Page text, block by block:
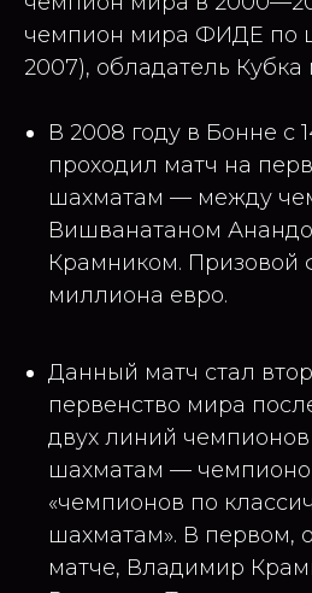
чемпион мира ФИДЕ по
2007), обладатель Кубка
В 2008 году в Бонне с
проходил матч на
шахматам — между
Вишванатаном
Крамником. Призовой
миллиона евро.
Данный матч стал
первенство мира
двух линий
шахматам —
«чемпионов по
шахматам». В первом,
матче, Владимир